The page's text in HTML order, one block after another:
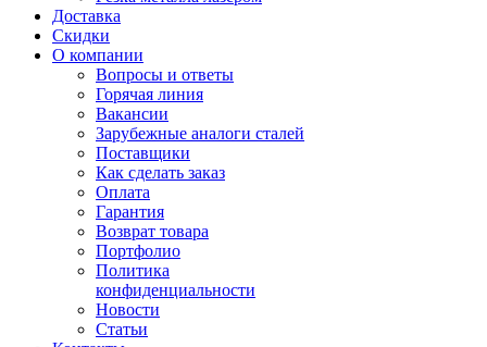
Доставка
Скидки
О компании
Вопросы и ответы
Горячая линия
Вакансии
Зарубежные аналоги сталей
Поставщики
Как сделать заказ
Оплата
Гарантия
Возврат товара
Портфолио
Политика
конфиденциальности
Новости
Статьи